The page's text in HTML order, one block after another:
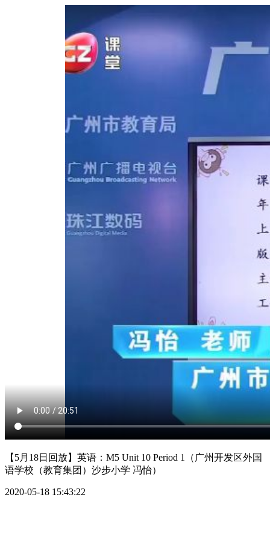
【5月18日回放】英语：M5 Unit 10 Period 1（广州开发区外国
语学校（教育集团）沙步小学 冯怡）
2020-05-18 15:43:22